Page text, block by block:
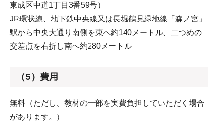
東成区中道1丁目3番59号）
JR環状線、地下鉄中央線又は長堀鶴見緑地線「森ノ宮」
駅から中央大通り南側を東へ約140メートル、二つめの
交差点を右折し南へ約280メートル
（5）費用
無料（ただし、教材の一部を実費負担していただく場合
があります。）